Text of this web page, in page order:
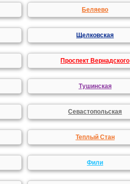
Беляево
Щелковская
Проспект Вернадского
Тушинская
Севастопольская
Теплый Стан
Фили